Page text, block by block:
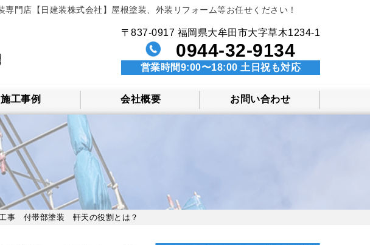
店【日建装株式会社】屋根塗装、外装リフォーム等お任せください！
〒837-0917 福岡県大牟田市大字草木1234-1
0944-32-9134
営業時間9:00〜18:00 土日祝も対応
施工事例 会社概要 お問い合わせ
事 付帯部塗装 軒天の役割とは？